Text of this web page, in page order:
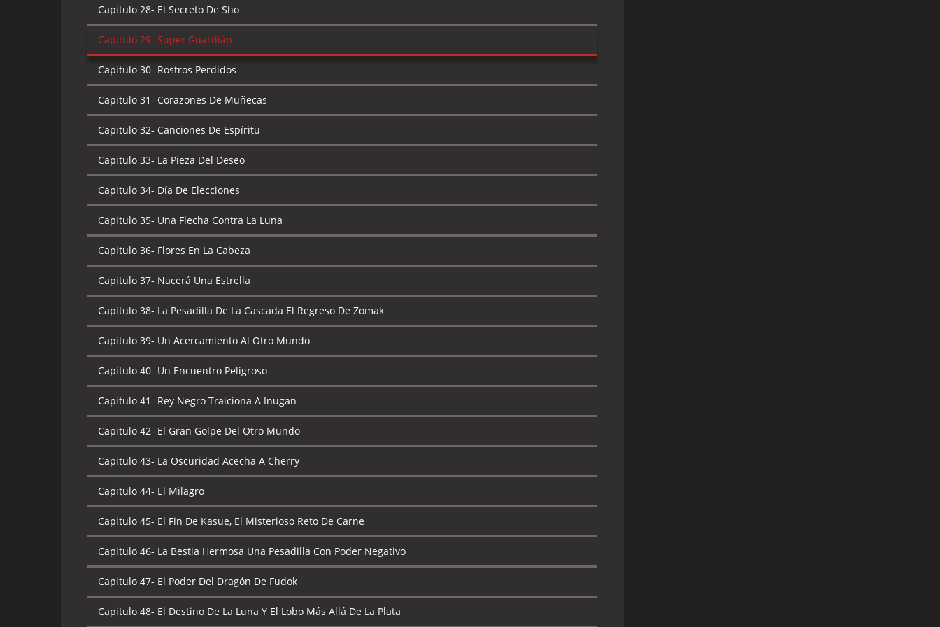
Capitulo 28- El Secreto De Sho
Capitulo 29- Súper Guardián
Capitulo 30- Rostros Perdidos
Capitulo 31- Corazones De Muñecas
Capitulo 32- Canciones De Espíritu
Capitulo 33- La Pieza Del Deseo
Capitulo 34- Día De Elecciones
Capitulo 35- Una Flecha Contra La Luna
Capitulo 36- Flores En La Cabeza
Capitulo 37- Nacerá Una Estrella
Capitulo 38- La Pesadilla De La Cascada El Regreso De Zomak
Capitulo 39- Un Acercamiento Al Otro Mundo
Capitulo 40- Un Encuentro Peligroso
Capitulo 41- Rey Negro Traiciona A Inugan
Capitulo 42- El Gran Golpe Del Otro Mundo
Capitulo 43- La Oscuridad Acecha A Cherry
Capitulo 44- El Milagro
Capitulo 45- El Fin De Kasue, El Misterioso Reto De Carne
Capitulo 46- La Bestia Hermosa Una Pesadilla Con Poder Negativo
Capitulo 47- El Poder Del Dragón De Fudok
Capitulo 48- El Destino De La Luna Y El Lobo Más Allá De La Plata